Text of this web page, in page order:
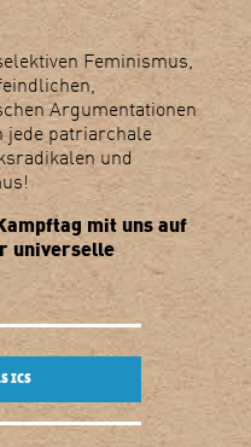
Feminismus,
Argumentationen
jede patriarchale
und
mit uns auf
universelle
ICS